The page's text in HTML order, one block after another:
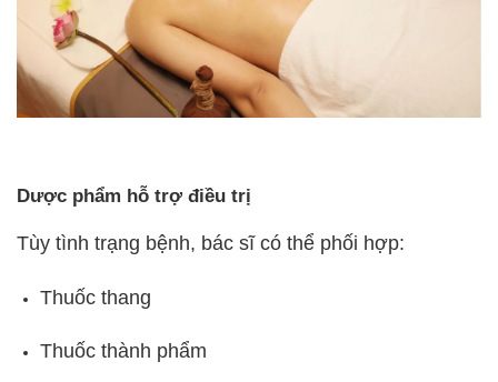
Dược phẩm hỗ trợ điều trị
Tùy tình trạng bệnh, bác sĩ có thể phối hợp:
Thuốc thang
Thuốc thành phẩm